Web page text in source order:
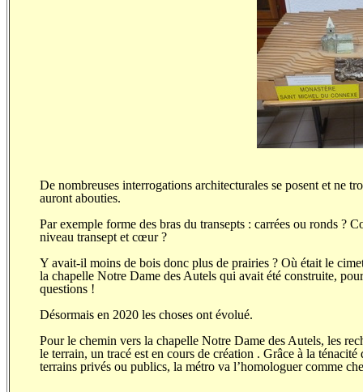
De nombreuses interrogations architecturales se posent et ne
auront abouties.
Par exemple forme des bras du transepts : carrées ou ronds ?
niveau transept et cœur ?
Y avait-il moins de bois donc plus de prairies ? Où était le
la chapelle Notre Dame des Autels qui avait été construite,
questions !
Désormais en 2020 les choses ont évolué.
Pour le chemin vers la chapelle Notre Dame des Autels, les
le terrain, un tracé est en cours de création . Grâce à la
terrains privés ou publics, la métro va l’homologuer comme